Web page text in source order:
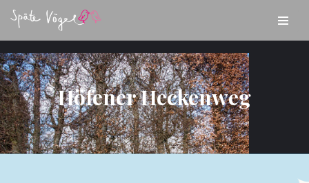
Zum
Inhalt
springen
Höfener Heckenweg